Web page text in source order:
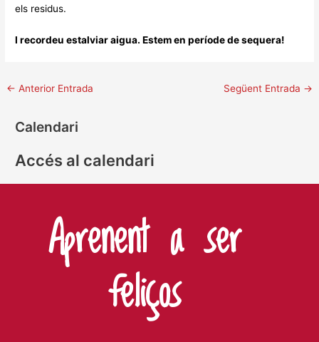
els residus.
I recordeu estalviar aigua. Estem en període de sequera!
← Anterior Entrada Següent Entrada →
Calendari
Accés al calendari
Aprenent a ser
feliços